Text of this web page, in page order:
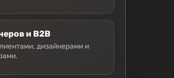
и B2B
дизайнерами и